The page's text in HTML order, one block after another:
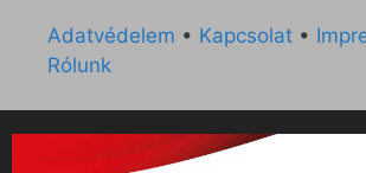
Adatvédelem • Kapcsolat •
Rólunk